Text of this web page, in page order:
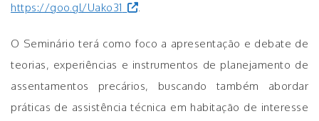
https://goo.gl/Uako31
.
O Seminário terá como foco a apresentação e debate de
teorias, experiências e instrumentos de planejamento de
assentamentos precários, buscando também abordar
práticas de assistência técnica em habitação de interesse